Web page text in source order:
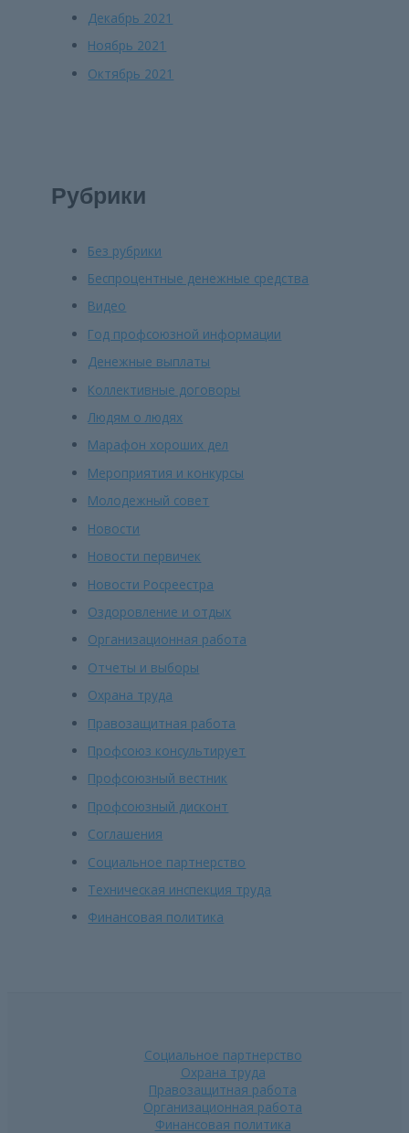
Декабрь 2021
Ноябрь 2021
Октябрь 2021
Рубрики
Без рубрики
Беспроцентные денежные средства
Видео
Год профсоюзной информации
Денежные выплаты
Коллективные договоры
Людям о людях
Марафон хороших дел
Мероприятия и конкурсы
Молодежный совет
Новости
Новости первичек
Новости Росреестра
Оздоровление и отдых
Организационная работа
Отчеты и выборы
Охрана труда
Правозащитная работа
Профсоюз консультирует
Профсоюзный вестник
Профсоюзный дисконт
Соглашения
Социальное партнерство
Техническая инспекция труда
Финансовая политика
Социальное партнерство
Охрана труда
Правозащитная работа
Организационная работа
Финансовая политика